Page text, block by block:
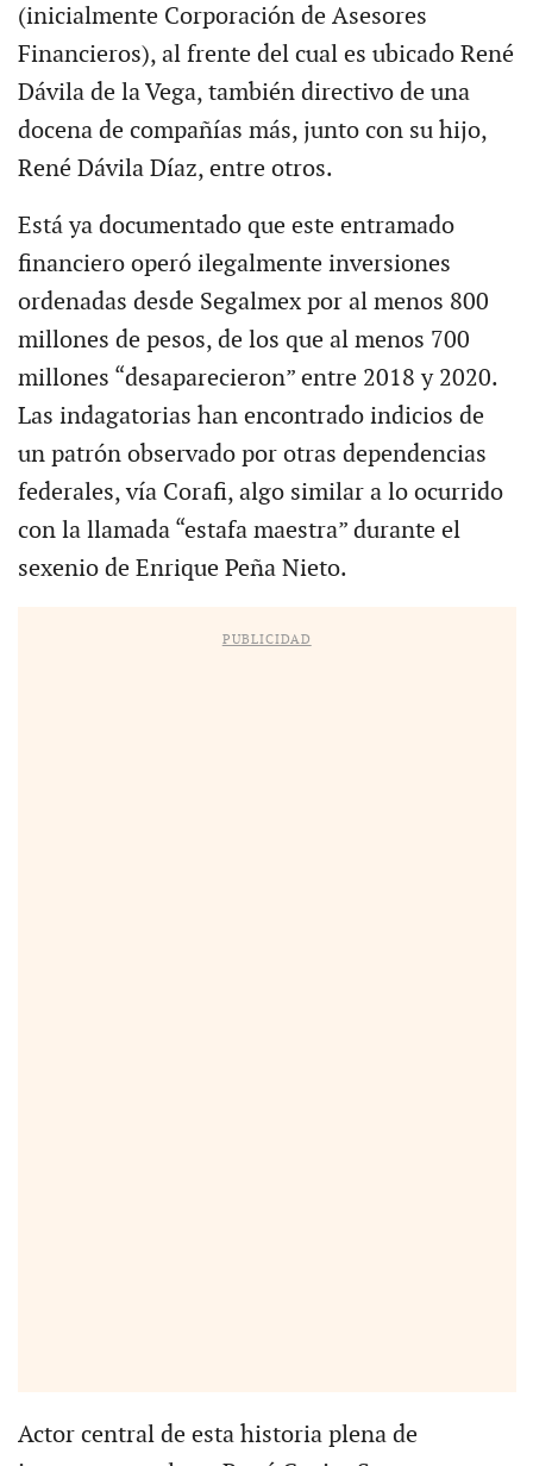
(inicialmente Corporación de Asesores
Financieros), al frente del cual es ubicado René
Dávila de la Vega, también directivo de una
docena de compañías más, junto con su hijo,
René Dávila Díaz, entre otros.
Está ya documentado que este entramado
financiero operó ilegalmente inversiones
ordenadas desde Segalmex por al menos 800
millones de pesos, de los que al menos 700
millones “desaparecieron” entre 2018 y 2020.
Las indagatorias han encontrado indicios de
un patrón observado por otras dependencias
federales, vía Corafi, algo similar a lo ocurrido
con la llamada “estafa maestra” durante el
sexenio de Enrique Peña Nieto.
PUBLICIDAD
Actor central de esta historia plena de